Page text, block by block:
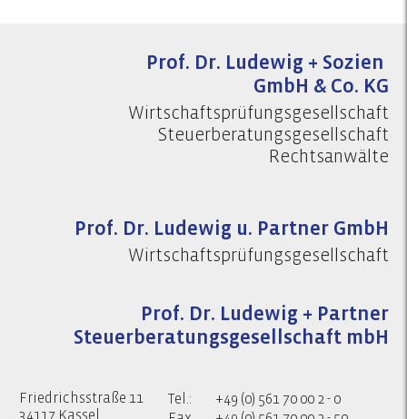
Prof. Dr. Ludewig + Sozien
GmbH & Co. KG
Wirtschaftsprüfungsgesellschaft
Steuerberatungsgesellschaft
Rechtsanwälte
Prof. Dr. Ludewig u. Partner GmbH
Wirtschaftsprüfungsgesellschaft
Prof. Dr. Ludewig + Partner
Steuerberatungsgesellschaft mbH
Friedrichsstraße 11
34117 Kassel
Tel.:
+49 (0) 561 70 00 2 - 0